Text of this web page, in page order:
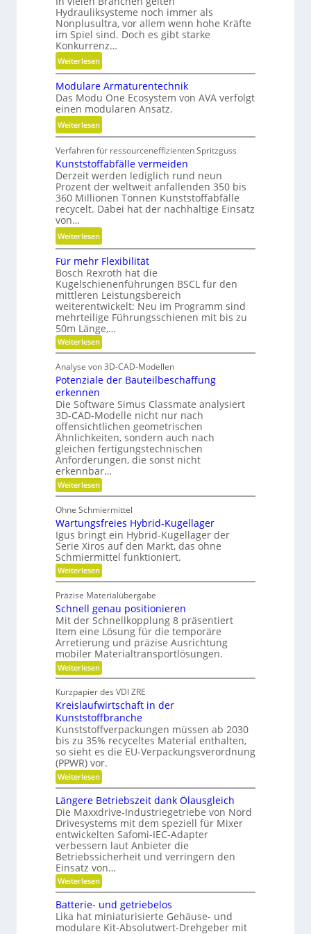
e
x
i
b
i
t
ä
t
,
D
y
n
a
m
i
k
u
n
d
P
l
a
t
z
Hydrauliksysteme noch immer als
Nonplusultra, vor allem wenn hohe Kräfte
im Spiel sind. Doch es gibt starke
Konkurrenz…
Weiterlesen:
K
u
g
e
l
g
e
w
i
n
d
t
r
e
b
u
n
d
H
y
d
r
a
u
l
i
k
i
m
V
e
r
g
l
e
i
c
Modulare Armaturentechnik
Das Modu One Ecosystem von AVA verfolgt
einen modularen Ansatz.
Weiterlesen:
M
o
d
u
l
a
r
e
A
r
m
a
u
r
e
n
h
n
i
k
Verfahren für ressourceneffizienten Spritzguss
Kunststoffabfälle vermeiden
Derzeit werden lediglich rund neun
Prozent der weltweit anfallenden 350 bis
360 Millionen Tonnen Kunststoffabfälle
recycelt. Dabei hat der nachhaltige Einsatz
von…
Weiterlesen:
K
u
n
s
s
t
o
f
f
a
b
f
ä
l
l
e
v
e
r
m
e
i
d
e
n
Für mehr Flexibilität
Bosch Rexroth hat die
Kugelschienenführungen BSCL für den
mittleren Leistungsbereich
weiterentwickelt: Neu im Programm sind
mehrteilige Führungsschienen mit bis zu
50m Länge,…
Weiterlesen:
F
r
m
e
h
r
F
l
e
x
i
b
i
l
i
t
ä
t
Analyse von 3D-CAD-Modellen
Potenziale der Bauteilbeschaffung
erkennen
Die Software Simus Classmate analysiert
3D-CAD-Modelle nicht nur nach
offensichtlichen geometrischen
Ähnlichkeiten, sondern auch nach
gleichen fertigungstechnischen
Anforderungen, die sonst nicht
erkennbar…
Weiterlesen:
P
t
e
n
z
i
a
l
e
e
r
B
a
u
t
e
i
l
b
e
s
c
h
a
f
f
u
n
g
e
r
k
e
n
n
e
n
Ohne Schmiermittel
Wartungsfreies Hybrid-Kugellager
Igus bringt ein Hybrid-Kugellager der
Serie Xiros auf den Markt, das ohne
Schmiermittel funktioniert.
Weiterlesen:
W
r
t
u
n
g
s
f
r
e
e
s
H
y
b
r
i
d
-
K
g
e
l
l
a
g
e
r
Präzise Materialübergabe
Schnell genau positionieren
Mit der Schnellkopplung 8 präsentiert
Item eine Lösung für die temporäre
Arretierung und präzise Ausrichtung
mobiler Materialtransportlösungen.
Weiterlesen:
S
h
n
e
l
l
g
e
n
a
u
o
s
i
t
i
o
n
i
e
r
n
Kurzpapier des VDI ZRE
Kreislaufwirtschaft in der
Kunststoffbranche
Kunststoffverpackungen müssen ab 2030
bis zu 35% recyceltes Material enthalten,
so sieht es die EU-Verpackungsverordnung
(PPWR) vor.
Weiterlesen:
K
r
e
i
s
l
a
u
f
w
i
r
t
c
h
Längere Betriebszeit dank Ölausgleich
Die Maxxdrive-Industriegetriebe von Nord
Drivesystems mit dem speziell für Mixer
entwickelten Safomi-IEC-Adapter
verbessern laut Anbieter die
Betriebssicherheit und verringern den
Einsatz von…
Weiterlesen:
L
n
g
e
Batterie- und getriebelos
Lika hat miniaturisierte Gehäuse- und
modulare Kit-Absolutwert-Drehgeber mit